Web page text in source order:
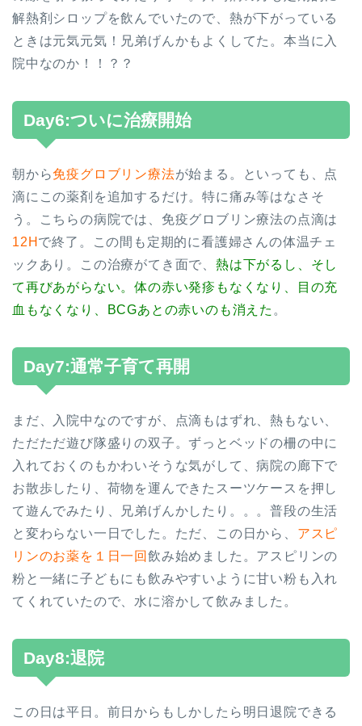
解熱剤シロップを飲んでいたので、熱が下がっている
ときは元気元気！兄弟げんかもよくしてた。本当に入
院中なのか！！？？
Day6:ついに治療開始
朝から免疫グロブリン療法が始まる。といっても、点
滴にこの薬剤を追加するだけ。特に痛み等はなさそ
う。こちらの病院では、免疫グロブリン療法の点滴は
12H で終了。この間も定期的に看護婦さんの体温チェ
ックあり。この治療がてき面で、 熱は下がるし、そし
て再びあがらない。体の赤い発疹もなくなり、目の充
血もなくなり、BCGあとの赤いのも消えた 。
Day7:通常子育て再開
まだ、入院中なのですが、点滴もはずれ、熱もない、
ただただ遊び隊盛りの双子。ずっとベッドの柵の中に
入れておくのもかわいそうな気がして、病院の廊下で
お散歩したり、荷物を運んできたスーツケースを押し
て遊んでみたり、兄弟げんかしたり。。。普段の生活
と変わらない一日でした。ただ、この日から、 アスピ
リンのお薬を１日一回 飲み始めました。アスピリンの
粉と一緒に子どもにも飲みやすいように甘い粉も入れ
てくれていたので、水に溶かして飲みました。
Day8:退院
この日は平日。前日からもしかしたら明日退院できる